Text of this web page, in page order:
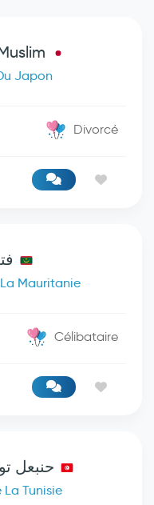
Japon
Divorcé
Mauritanie
Célibataire
حنبعل
La Tunisie